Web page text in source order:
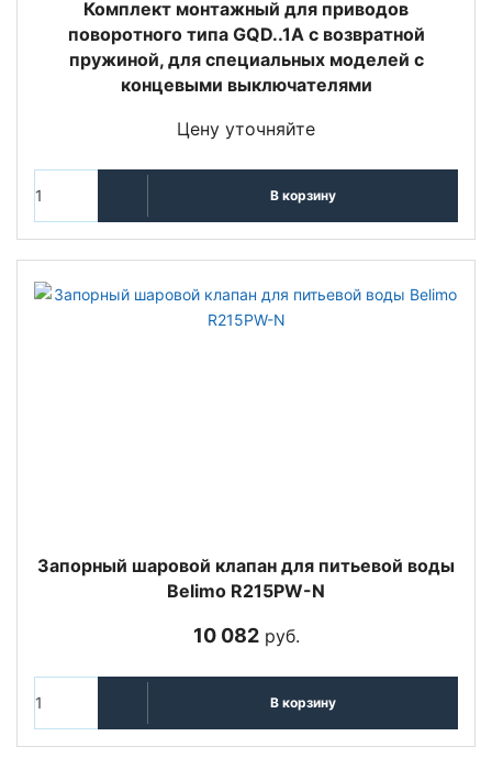
Комплект монтажный для приводов
поворотного типа GQD..1A с возвратной
пружиной, для специальных моделей с
концевыми выключателями
Цену уточняйте
В корзину
Запорный шаровой клапан для питьевой воды
Belimo R215PW-N
10 082руб.
В корзину